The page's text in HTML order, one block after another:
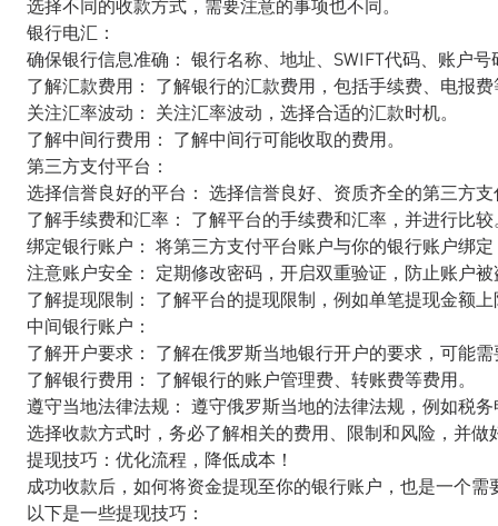
选择不同的收款方式，需要注意的事项也不同。
银行电汇：
确保银行信息准确： 银行名称、地址、SWIFT代码、账户
了解汇款费用： 了解银行的汇款费用，包括手续费、电报
关注汇率波动： 关注汇率波动，选择合适的汇款时机。
了解中间行费用： 了解中间行可能收取的费用。
第三方支付平台：
选择信誉良好的平台： 选择信誉良好、资质齐全的第三方
了解手续费和汇率： 了解平台的手续费和汇率，并进行比较
绑定银行账户： 将第三方支付平台账户与你的银行账户绑
注意账户安全： 定期修改密码，开启双重验证，防止账户
了解提现限制： 了解平台的提现限制，例如单笔提现金额
中间银行账户：
了解开户要求： 了解在俄罗斯当地银行开户的要求，可能
了解银行费用： 了解银行的账户管理费、转账费等费用。
遵守当地法律法规： 遵守俄罗斯当地的法律法规，例如税
选择收款方式时，务必了解相关的费用、限制和风险，并做
提现技巧：优化流程，降低成本！
成功收款后，如何将资金提现至你的银行账户，也是一个需
以下是一些提现技巧：